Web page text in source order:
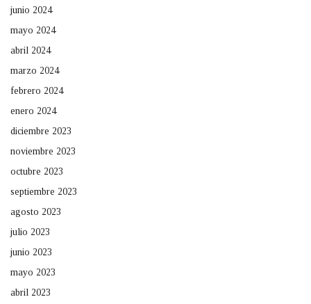
junio 2024
mayo 2024
abril 2024
marzo 2024
febrero 2024
enero 2024
diciembre 2023
noviembre 2023
octubre 2023
septiembre 2023
agosto 2023
julio 2023
junio 2023
mayo 2023
abril 2023